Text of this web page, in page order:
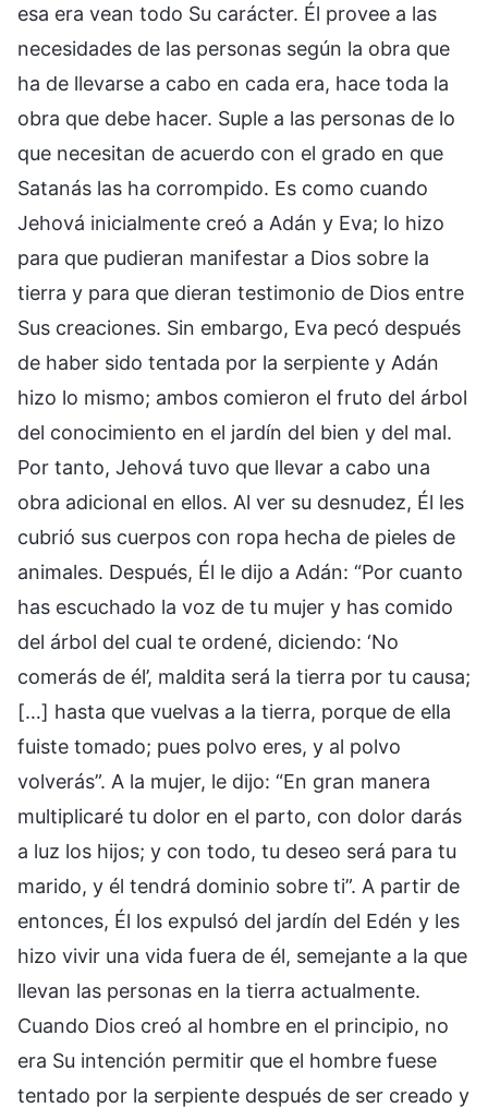
esa era vean todo Su carácter. Él provee a las
necesidades de las personas según la obra que
ha de llevarse a cabo en cada era, hace toda la
obra que debe hacer. Suple a las personas de lo
que necesitan de acuerdo con el grado en que
Satanás las ha corrompido. Es como cuando
Jehová inicialmente creó a Adán y Eva; lo hizo
para que pudieran manifestar a Dios sobre la
tierra y para que dieran testimonio de Dios entre
Sus creaciones. Sin embargo, Eva pecó después
de haber sido tentada por la serpiente y Adán
hizo lo mismo; ambos comieron el fruto del árbol
del conocimiento en el jardín del bien y del mal.
Por tanto, Jehová tuvo que llevar a cabo una
obra adicional en ellos. Al ver su desnudez, Él les
cubrió sus cuerpos con ropa hecha de pieles de
animales. Después, Él le dijo a Adán: “Por cuanto
has escuchado la voz de tu mujer y has comido
del árbol del cual te ordené, diciendo: ‘No
comerás de él’, maldita será la tierra por tu causa;
[…] hasta que vuelvas a la tierra, porque de ella
fuiste tomado; pues polvo eres, y al polvo
volverás”. A la mujer, le dijo: “En gran manera
multiplicaré tu dolor en el parto, con dolor darás
a luz los hijos; y con todo, tu deseo será para tu
marido, y él tendrá dominio sobre ti”. A partir de
entonces, Él los expulsó del jardín del Edén y les
hizo vivir una vida fuera de él, semejante a la que
llevan las personas en la tierra actualmente.
Cuando Dios creó al hombre en el principio, no
era Su intención permitir que el hombre fuese
tentado por la serpiente después de ser creado y